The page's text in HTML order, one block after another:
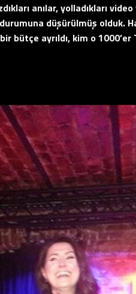
anılar, yolladıkları
düşürülmüş olduk.
bütçe ayrıldı, kim o